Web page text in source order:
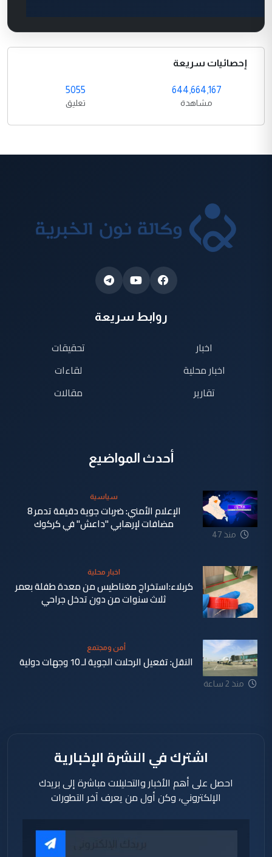
إحصائيات سريعة
644,664,167
مشاهدة
5055
تعليق
روابط سريعة
اخبار
اخبار محلية
تقارير
تحقيقات
لقاءات
مقالات
أحدث المواضيع
منذ 47
سياسية
الإعلام الأمني: ضربات جوية دقيقة تدمر 8
مضافات لإرهابي "داعش" في كركوك
منذ 53
دقيقة
اخبار محلية
كربلاء:استخراج مغناطيس من معدة طفلة بعمر
ثلاث سنوات من دون تدخل جراحي
منذ 2 ساعة
أمن ومجتمع
النقل: تفعيل الرحلات الجوية لـ 10 وجهات دولية
اشترك في النشرة الإخبارية
احصل على أهم الأخبار والتحليلات مباشرة إلى بريدك
الإلكتروني، وكن أول من يعرف آخر التطورات